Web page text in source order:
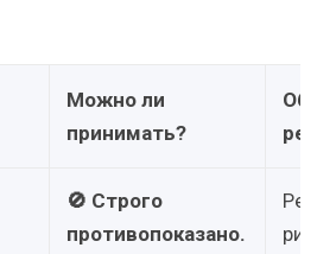
Можно ли
принимать?
🚫 Строго
противопоказано.
риск